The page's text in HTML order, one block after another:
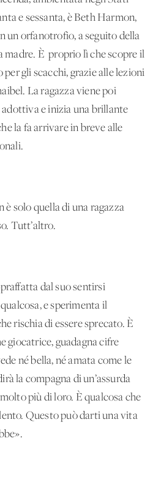
e sessanta, è Beth Harmon,
un orfanotrofio, a seguito della
madre. È proprio lì che scopre il
gli scacchi, grazie alle lezioni
La ragazza viene poi
e inizia una brillante
la fa arrivare in breve alle
è solo quella di una ragazza
Tutt’altro.
dal suo sentirsi
e sperimenta il
rischia di essere sprecato. È
giocatrice, guadagna cifre
né bella, né amata come le
la compagna di un’assurda
più di loro. È qualcosa che
Questo può darti una vita